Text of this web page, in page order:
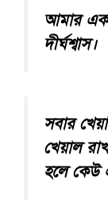
আমার
দীর্ঘশ্বাস।
সবার
খেয়াল
হলে কেউ